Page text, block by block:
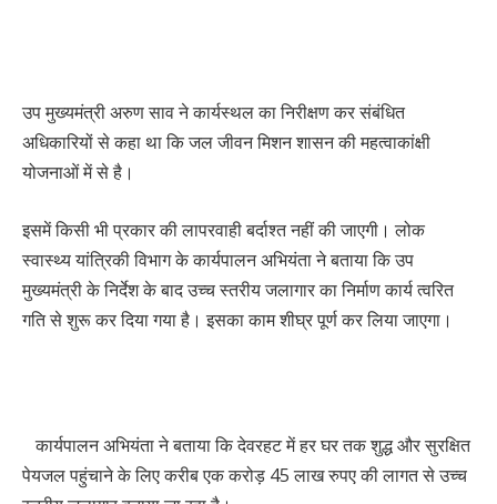
उप मुख्यमंत्री अरुण साव ने कार्यस्थल का निरीक्षण कर संबंधित
अधिकारियों से कहा था कि जल जीवन मिशन शासन की महत्वाकांक्षी
योजनाओं में से है।
इसमें किसी भी प्रकार की लापरवाही बर्दाश्त नहीं की जाएगी। लोक
स्वास्थ्य यांत्रिकी विभाग के कार्यपालन अभियंता ने बताया कि उप
मुख्यमंत्री के निर्देश के बाद उच्च स्तरीय जलागार का निर्माण कार्य त्वरित
गति से शुरू कर दिया गया है। इसका काम शीघ्र पूर्ण कर लिया जाएगा।
कार्यपालन अभियंता ने बताया कि देवरहट में हर घर तक शुद्ध और सुरक्षित
पेयजल पहुंचाने के लिए करीब एक करोड़ 45 लाख रुपए की लागत से उच्च